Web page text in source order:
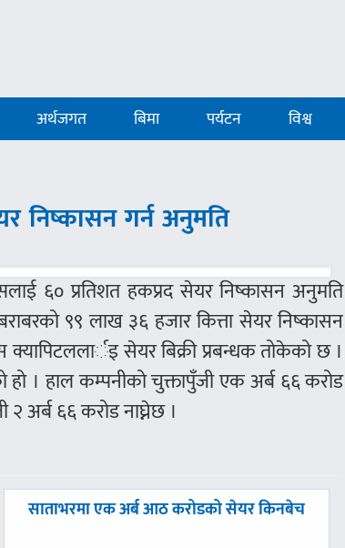
अर्थजगत बिमा पर्यटन विश्व
निष्कासन गर्न अनुमति
६० प्रतिशत हकप्रद सेयर निष्कासन अनुमति
९९ लाख ३६ हजार कित्ता सेयर निष्कासन
क्यापिटललार्इ सेयर बिक्री प्रबन्धक तोकेको छ ।
हो । हाल कम्पनीको चुक्तापुँजी एक अर्ब ६६ करोड
अर्ब ६६ करोड नाघ्नेछ ।
अघिल्लाे
साताभरमा एक अर्ब आठ करोडको सेयर किनबेच